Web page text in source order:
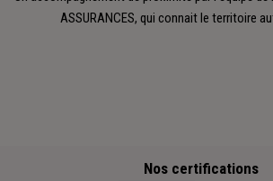
ASSURANCES, qui connait le territoire
Nos certifications